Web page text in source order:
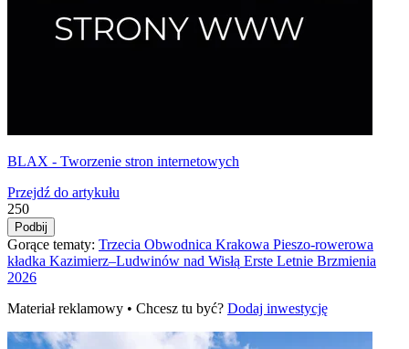
BLAX - Tworzenie stron internetowych
Przejdź do artykułu
250
Podbij
Gorące tematy: Trzecia Obwodnica Krakowa Pieszo‑rowerowa
kładka Kazimierz–Ludwinów nad Wisłą Erste Letnie Brzmienia
2026
Materiał reklamowy • Chcesz tu być? Dodaj inwestycję